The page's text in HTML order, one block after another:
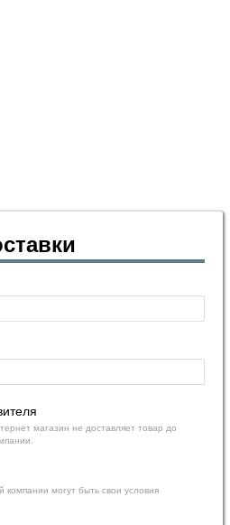
магазин не доставляет товар до
могут быть свои условия